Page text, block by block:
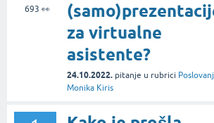
693 👀
za virtualne
asistente?
24.10.2022. pitanje u rubrici
Monika Kiris